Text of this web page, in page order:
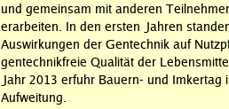
und gemeinsam mit anderen
erarbeiten. In den ersten Jahren
Auswirkungen der Gentechnik auf
gentechnikfreie Qualität der
Jahr 2013 erfuhr Bauern- und
Aufweitung.